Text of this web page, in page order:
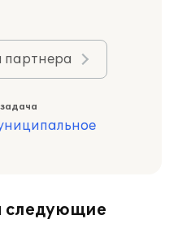
партнера
следующие